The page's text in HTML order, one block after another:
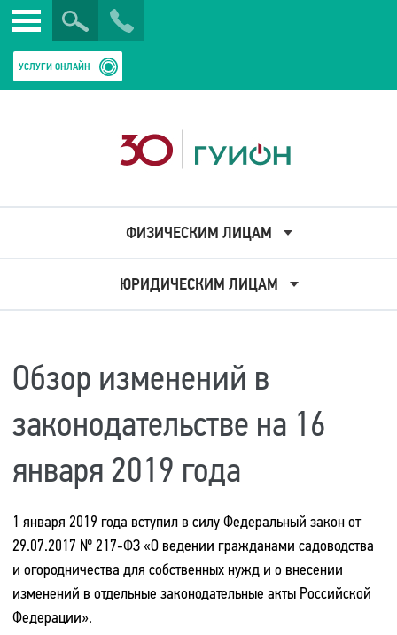
Закрыть
Искать
УСЛУГИ ОНЛАЙН
ФИЗИЧЕСКИМ ЛИЦАМ
ЮРИДИЧЕСКИМ ЛИЦАМ
Обзор изменений в
законодательстве на 16
января 2019 года
1 января 2019 года вступил в силу Федеральный закон от
29.07.2017 № 217-ФЗ «О ведении гражданами садоводства
и огородничества для собственных нужд и о внесении
изменений в отдельные законодательные акты Российской
Федерации».